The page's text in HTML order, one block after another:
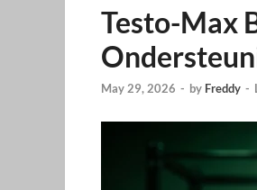
Testo-Max
May 29, 2026 - by Freddy -